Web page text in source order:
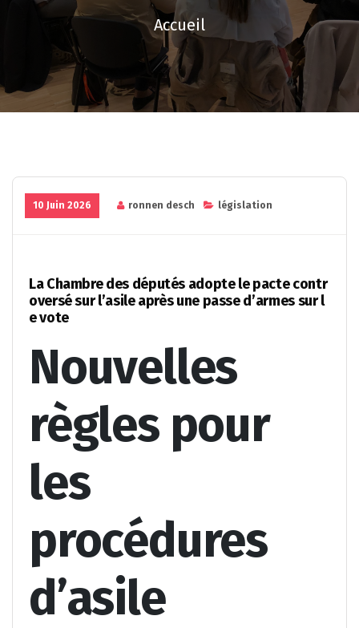
Accueil
10 Juin 2026 ronnen desch législation
La Chambre des députés adopte le pacte contr
oversé sur l’asile après une passe d’armes sur l
e vote
Nouvelles
règles pour
les
procédures
d’asile